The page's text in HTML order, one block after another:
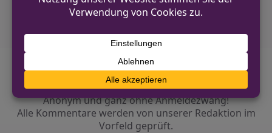
Diskutiere mit!
Anonym und ganz ohne Anmeldezwang!
Alle Kommentare werden von unserer Redaktion im
Vorfeld geprüft.